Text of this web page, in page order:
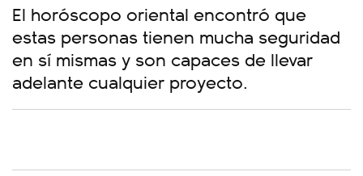
El horóscopo oriental encontró que
estas personas tienen mucha seguridad
en sí mismas y son capaces de llevar
adelante cualquier proyecto.